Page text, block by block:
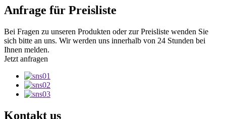
Anfrage für Preisliste
Bei Fragen zu unseren Produkten oder zur Preisliste wenden Sie
sich bitte an uns. Wir werden uns innerhalb von 24 Stunden bei
Ihnen melden.
Jetzt anfragen
Kontakt us